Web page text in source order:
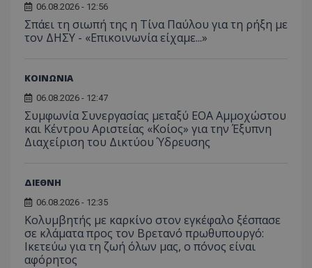
06.08.2026 - 12:56
Σπάει τη σιωπή της η Τίνα Παύλου για τη ρήξη με
τον ΔΗΣΥ - «Επικοινωνία είχαμε...»
ΚΟΙΝΩΝΙΑ
06.08.2026 - 12:47
Συμφωνία Συνεργασίας μεταξύ ΕΟΑ Αμμοχώστου
και Κέντρου Αριστείας «Κοίος» για την Έξυπνη
Διαχείριση του Δικτύου Ύδρευσης
ΔΙΕΘΝΗ
06.08.2026 - 12:35
Κολυμβητής με καρκίνο στον εγκέφαλο ξέσπασε
σε κλάματα προς τον Βρετανό πρωθυπουργό:
Ικετεύω για τη ζωή όλων μας, ο πόνος είναι
αφόρητος